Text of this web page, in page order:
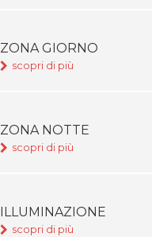
ZONA GIORNO
scopri di più
ZONA NOTTE
scopri di più
ILLUMINAZIONE
scopri di più